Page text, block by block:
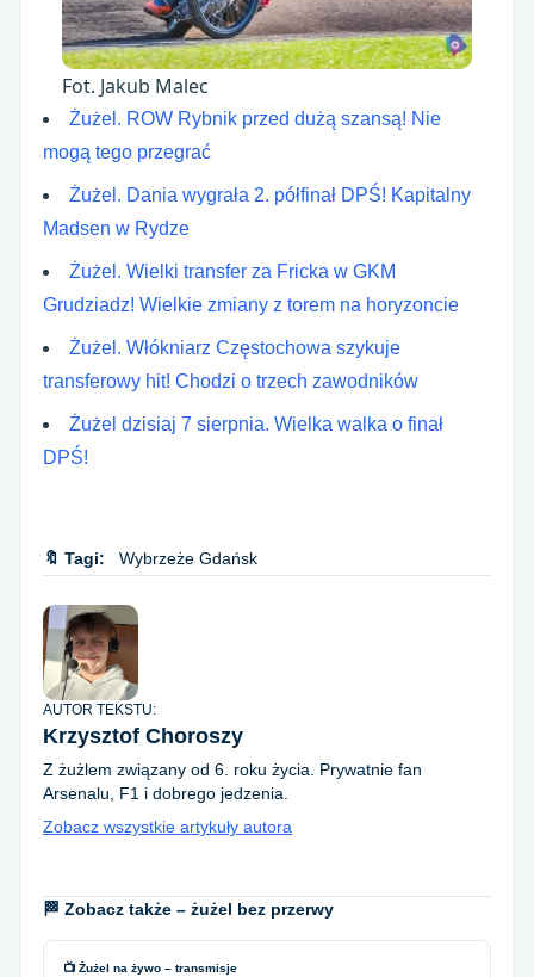
Fot. Jakub Malec
Żużel. ROW Rybnik przed dużą szansą! Nie
mogą tego przegrać
Żużel. Dania wygrała 2. półfinał DPŚ! Kapitalny
Madsen w Rydze
Żużel. Wielki transfer za Fricka w GKM
Grudziadz! Wielkie zmiany z torem na horyzoncie
Żużel. Włókniarz Częstochowa szykuje
transferowy hit! Chodzi o trzech zawodników
Żużel dzisiaj 7 sierpnia. Wielka walka o finał
DPŚ!
🔖 Tagi: Wybrzeże Gdańsk
AUTOR TEKSTU:
Krzysztof Choroszy
Z żużlem związany od 6. roku życia. Prywatnie fan
Arsenalu, F1 i dobrego jedzenia.
Zobacz wszystkie artykuły autora
🏁 Zobacz także – żużel bez przerwy
📺 Żużel na żywo – transmisje